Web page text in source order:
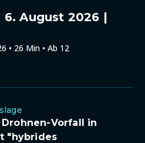
August 2026 |
• 26 Min • Ab 12
Vorfall in
"hybrides